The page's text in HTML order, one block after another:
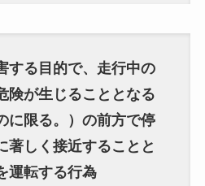
する目的で、走行中の
険が生じることとなる
に限る。）の前方で停
著しく接近することと
運転する行為